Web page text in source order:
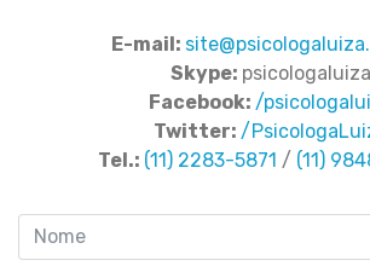
E-mail:
Skype: psicologaluiza
Facebook: /
Twitter: /
Tel.: (11) 2283-5871 / (11)